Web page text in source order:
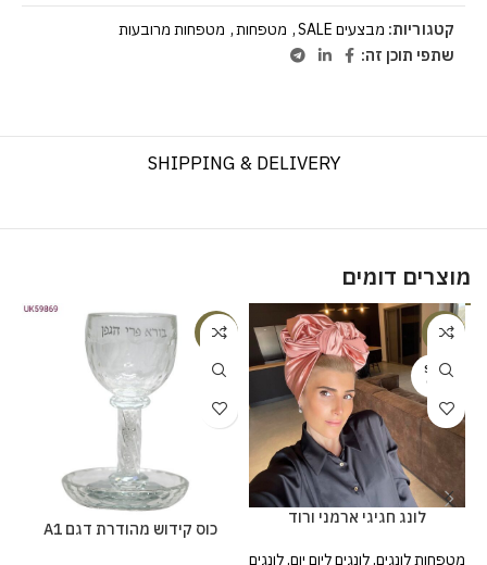
קטגוריות: מבצעים SALE , מטפחות, מטפחות מרובעות
שתפי תוכן זה:
SHIPPING & DELIVERY
מוצרים דומים
-20%
SOLD
OUT
לונג חגיגי ארמני ורוד
מטפחות לונגים,לונגים ליום יום,לונגים
-20%
כוס קידוש מהודרת דגם A1